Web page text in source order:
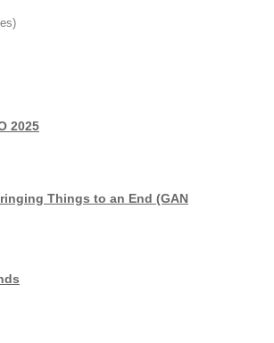
2025
Things to an End (GAN